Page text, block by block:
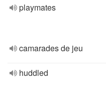
playmates
camarades de jeu
huddled